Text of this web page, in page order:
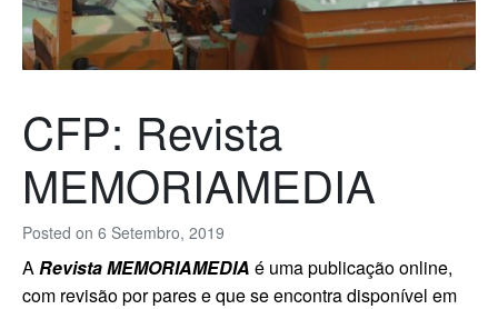
Posted on 6 Setembro, 2019
CFP: Revista
MEMORIAMEDIA
ARevista MEMORIAMEDIA é uma publicação online,
com revisão por pares e que se encontra disponível em